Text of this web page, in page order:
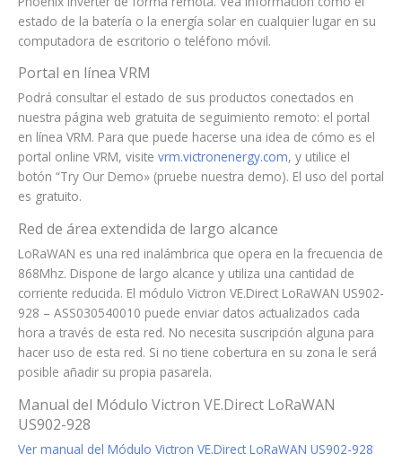
estado de la batería o la energía solar en cualquier lugar en su
computadora de escritorio o teléfono móvil.
Portal en línea VRM
Podrá consultar el estado de sus productos conectados en
nuestra página web gratuita de seguimiento remoto: el portal
en línea VRM. Para que puede hacerse una idea de cómo es el
portal online VRM, visite vrm.victronenergy.com, y utilice el
botón “Try Our Demo» (pruebe nuestra demo). El uso del portal
es gratuito.
Red de área extendida de largo alcance
LoRaWAN es una red inalámbrica que opera en la frecuencia de
868Mhz. Dispone de largo alcance y utiliza una cantidad de
corriente reducida. El módulo Victron VE.Direct LoRaWAN US902-
928 – ASS030540010 puede enviar datos actualizados cada
hora a través de esta red. No necesita suscripción alguna para
hacer uso de esta red. Si no tiene cobertura en su zona le será
posible añadir su propia pasarela.
Manual del Módulo Victron VE.Direct LoRaWAN
US902-928
Ver manual del Módulo Victron VE.Direct LoRaWAN US902-928